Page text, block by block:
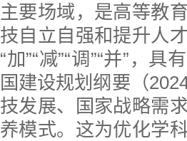
主要场域，是高等教
技自立自强和提升人
“加”“减”“调”“并”，
国建设规划纲要（
技发展、国家战略需
养模式。这为优化学